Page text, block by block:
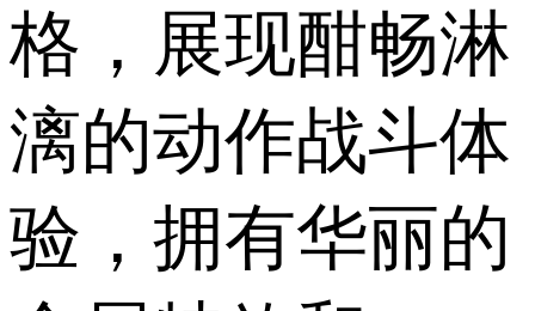
格，展现酣畅淋
漓的动作战斗体
验，拥有华丽的